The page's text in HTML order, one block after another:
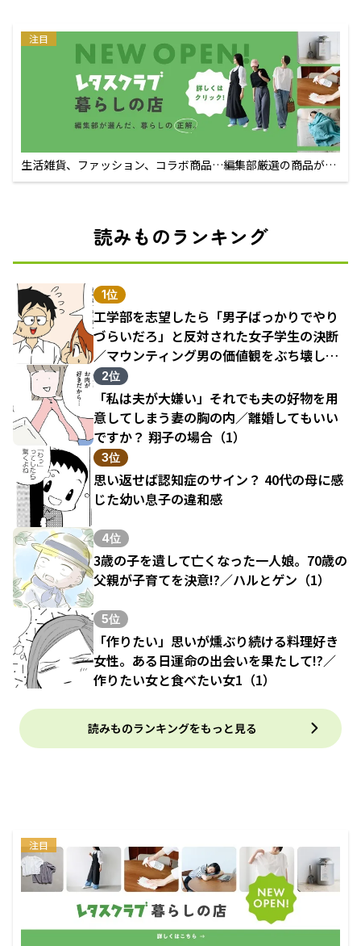
注目
生活雑貨、ファッション、コラボ商品…編集部厳選の商品が買
えるECサイト
読みものランキング
1位
工学部を志望したら「男子ばっかりでやり
づらいだろ」と反対された女子学生の決断
／マウンティング男の価値観をぶち壊した
結果（1）
2位
「私は夫が大嫌い」それでも夫の好物を用
意してしまう妻の胸の内／離婚してもいい
ですか？ 翔子の場合（1）
3位
思い返せば認知症のサイン？ 40代の母に感
じた幼い息子の違和感
4位
3歳の子を遺して亡くなった一人娘。70歳の
父親が子育てを決意!?／ハルとゲン（1）
5位
「作りたい」思いが燻ぶり続ける料理好き
女性。ある日運命の出会いを果たして!?／
作りたい女と食べたい女1（1）
読みものランキングをもっと見る
注目